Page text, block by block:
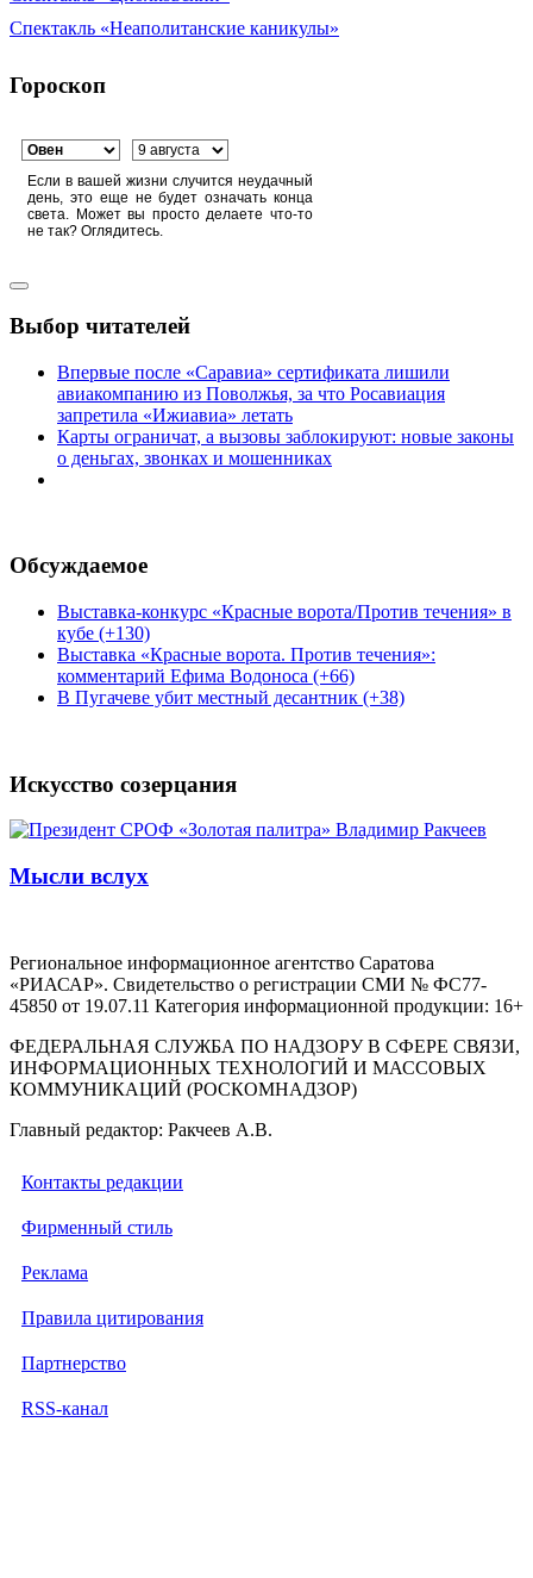
Спектакль «Неаполитанские каникулы»
Гороскоп
Если в вашей жизни случится неудачный
день, это еще не будет означать конца
света. Может вы просто делаете что-то
не так? Оглядитесь.
Выбор читателей
Впервые после «Саравиа» сертификата лишили
авиакомпанию из Поволжья, за что Росавиация
запретила «Ижиавиа» летать
Карты ограничат, а вызовы заблокируют: новые законы
о деньгах, звонках и мошенниках
Обсуждаемое
Выставка-конкурс «Красные ворота/Против течения» в
кубе (+130)
Выставка «Красные ворота. Против течения»:
комментарий Ефима Водоноса (+66)
В Пугачеве убит местный десантник (+38)
Искусство созерцания
Мысли вслух
Региональное информационное агентство Саратова
«РИАСАР». Свидетельство о регистрации СМИ № ФС77-
45850 от 19.07.11 Категория информационной продукции: 16+
ФЕДЕРАЛЬНАЯ СЛУЖБА ПО НАДЗОРУ В СФЕРЕ СВЯЗИ,
ИНФОРМАЦИОННЫХ ТЕХНОЛОГИЙ И МАССОВЫХ
КОММУНИКАЦИЙ (РОСКОМНАДЗОР)
Главный редактор: Ракчеев А.В.
Контакты редакции
Фирменный стиль
Реклама
Правила цитирования
Партнерство
RSS-канал